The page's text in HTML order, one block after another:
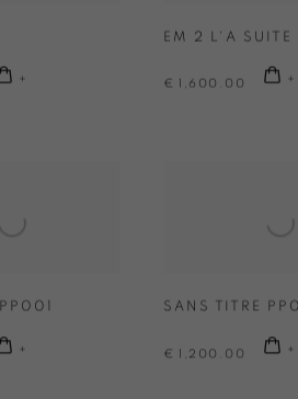
EM 2 L'A SUITE
€ 1,600.00
SANS TITRE
€ 1,200.00